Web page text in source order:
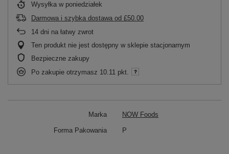
Wysyłka w poniedziałek
Darmowa i szybka dostawa od £50.00
14 dni na łatwy zwrot
Ten produkt nie jest dostępny w sklepie stacjonarnym
Bezpieczne zakupy
Po zakupie otrzymasz 10.11 pkt.
Marka NOW Foods
Forma Pakowania P